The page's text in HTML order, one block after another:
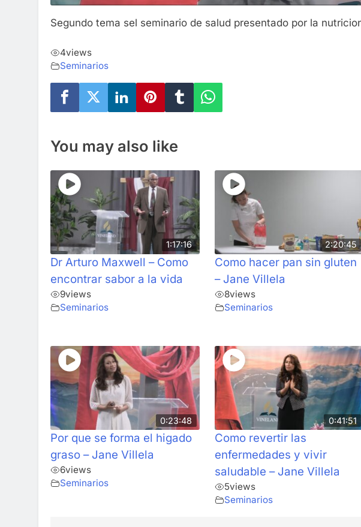
Segundo tema sel seminario de salud presentado por la
4views
Seminarios
You may also like
1:17:16
Dr Arturo Maxwell – Como
encontrar sabor a la vida
9views
Seminarios
2:20:45
Como hacer pan sin gluten
– Jane Villela
8views
Seminarios
0:23:48
Por que se forma el higado
graso – Jane Villela
6views
Seminarios
0:41:51
Como revertir las
enfermedades y vivir
saludable – Jane Villela
5views
Seminarios